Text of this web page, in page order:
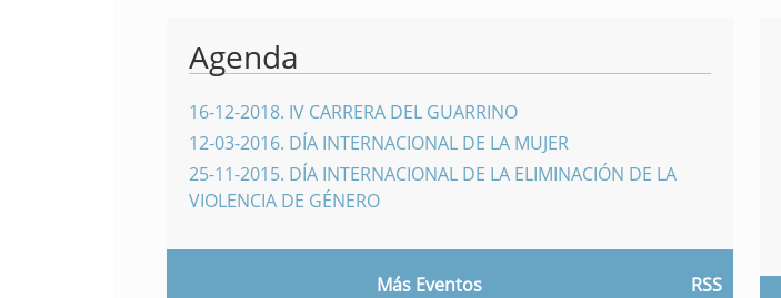
Agenda
16-12-2018. IV CARRERA DEL GUARRINO
12-03-2016. DÍA INTERNACIONAL DE LA MUJER
25-11-2015. DÍA INTERNACIONAL DE LA ELIMINACIÓN DE LA
VIOLENCIA DE GÉNERO
Más Eventos RSS